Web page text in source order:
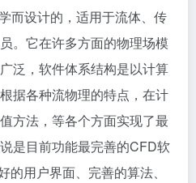
而设计的，适用于流体、传
。它在许多方面的物理场模
泛，软件体系结构是以计算
据各种流物理的特点，在计
方法，等各个方面实现了最
是目前功能最完善的CFD软
用户界面、完善的算法、